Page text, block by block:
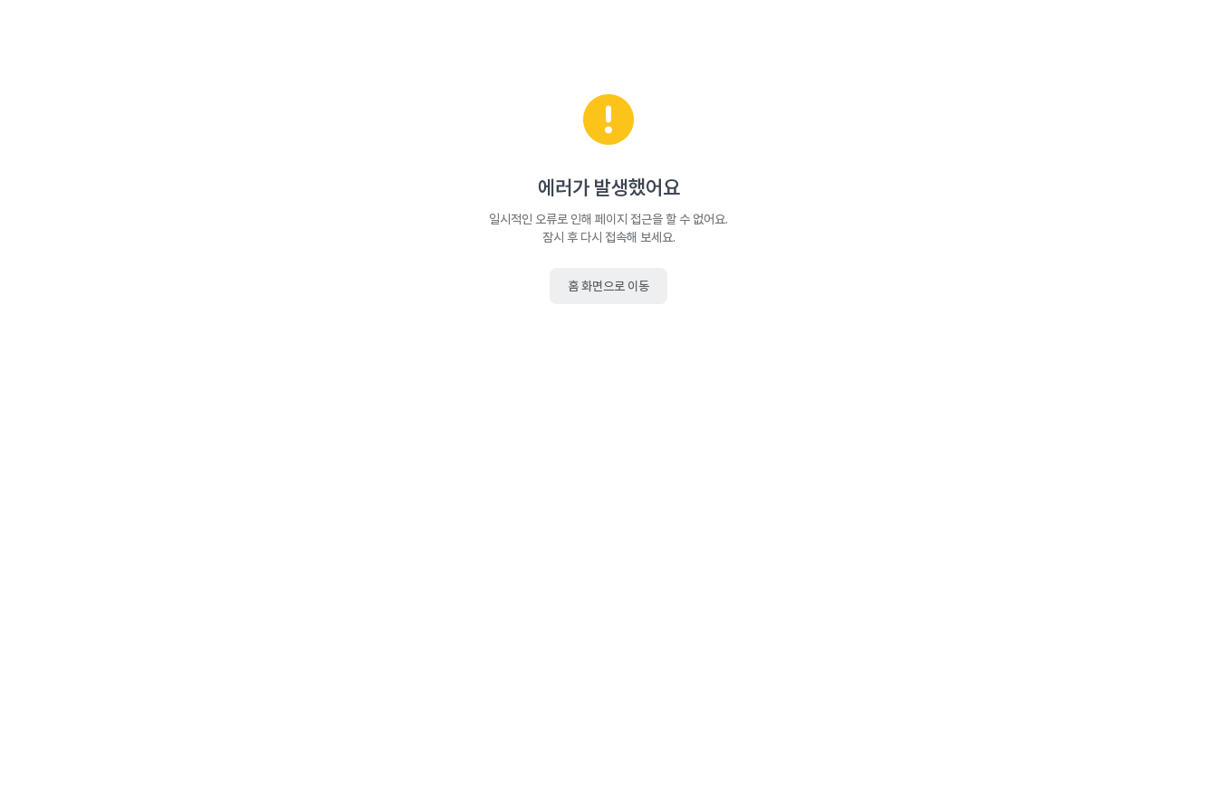
에러가 발생했어요
일시적인 오류로 인해 페이지 접근을 할 수 없어요.
잠시 후 다시 접속해 보세요.
홈 화면으로 이동